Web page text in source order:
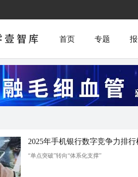
首页 专题
2025年手机银行数字竞争力排
“单点突破”转向“体系化支撑”